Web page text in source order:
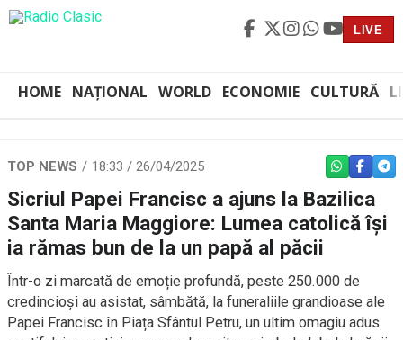
LIVE
HOME NAȚIONAL WORLD ECONOMIE CULTURĂ
TOP NEWS 18:33 / 26/04/2025 WHATSAPP
Sicriul Papei Francisc a ajuns la Bazilica
Santa Maria Maggiore: Lumea catolică își
ia rămas bun de la un papă al păcii
Într-o zi marcată de emoție profundă, peste 250.000 de
credincioși au asistat, sâmbătă, la funeraliile grandioase ale
Papei Francisc în Piața Sfântul Petru, un ultim omagiu adus